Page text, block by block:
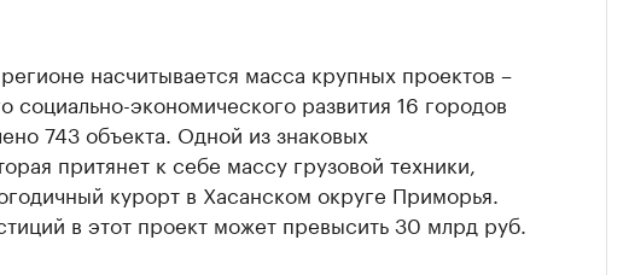
насчитывается масса крупных проектов –
социально-экономического развития 16 городов
743 объекта. Одной из знаковых
притянет к себе массу грузовой техники,
курорт в Хасанском округе Приморья.
в этот проект может превысить 30 млрд руб.